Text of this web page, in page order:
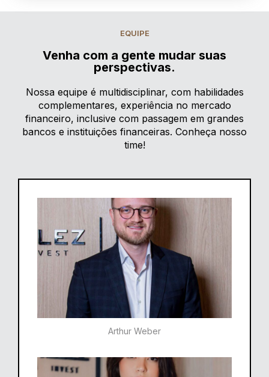
EQUIPE
Venha com a gente mudar suas
perspectivas.
Nossa equipe é multidisciplinar, com habilidades
complementares, experiência no mercado
financeiro, inclusive com passagem em grandes
bancos e instituições financeiras. Conheça nosso
time!
Arthur Weber